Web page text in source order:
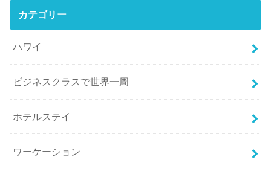
カテゴリー
ハワイ
ビジネスクラスで世界一周
ホテルステイ
ワーケーション